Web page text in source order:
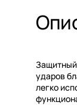
Защитный
ударов
легко